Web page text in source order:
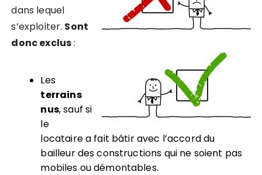
dans lequel
s’exploiter. Sont
donc exclus:
Les
terrains
nus, sauf si
le
locataire a fait bâtir avec l’accord du
bailleur des constructions qui ne soient pas
mobiles ou démontables.